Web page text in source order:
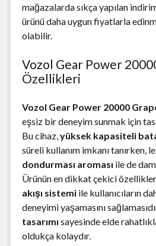
mağazalarda sıkça yapılan
ürünü daha uygun fiyatlarla
olabilir.
Vozol Gear Power
Özellikleri
Vozol Gear Power 20000
eşsiz bir deneyim sunmak için
Bu cihaz,yüksek kapasiteli
süreli kullanım imkanı tanırken,
dondurması aroması ile de
Ürünün en dikkat çekici
akışı sistemiile kullanıcıların
deneyimi yaşamasını
tasarımı sayesinde elde
oldukça kolaydır.